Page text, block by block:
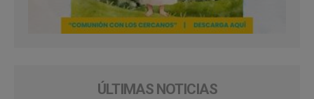
ÚLTIMAS NOTICIAS